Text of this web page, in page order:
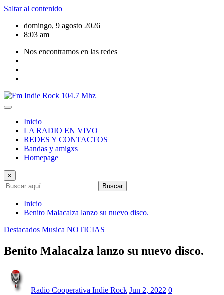
Saltar al contenido
domingo, 9 agosto 2026
8:03 am
Nos encontramos en las redes
Inicio
LA RADIO EN VIVO
REDES Y CONTACTOS
Bandas y amigxs
Homepage
×
Buscar
Inicio
Benito Malacalza lanzo su nuevo disco.
Destacados Musica NOTICIAS
Benito Malacalza lanzo su nuevo disco.
Radio Cooperativa Indie Rock Jun 2, 2022 0